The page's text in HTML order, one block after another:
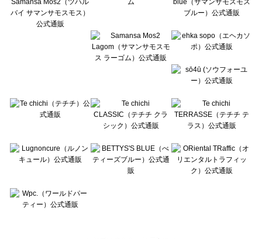
BETTY'S BLUE（べティーズブルー）の一覧
Wpc.（ワールドパーティー）の一覧